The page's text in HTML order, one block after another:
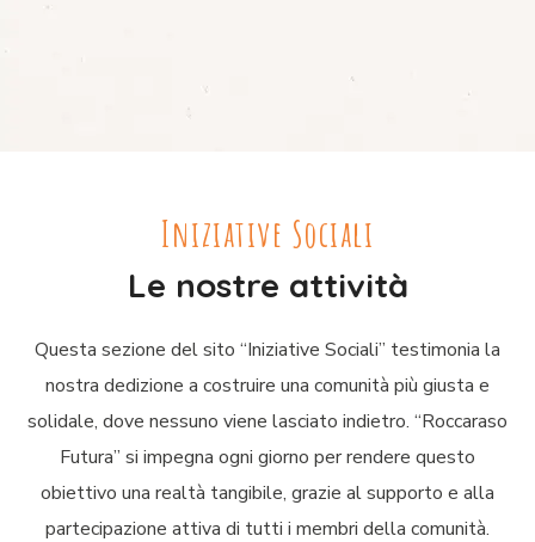
Iniziative Sociali
Le nostre attività
Questa sezione del sito “Iniziative Sociali” testimonia la
nostra dedizione a costruire una comunità più giusta e
solidale, dove nessuno viene lasciato indietro. “Roccaraso
Futura” si impegna ogni giorno per rendere questo
obiettivo una realtà tangibile, grazie al supporto e alla
partecipazione attiva di tutti i membri della comunità.